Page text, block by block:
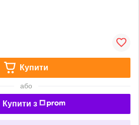
Купити
або
Купити з